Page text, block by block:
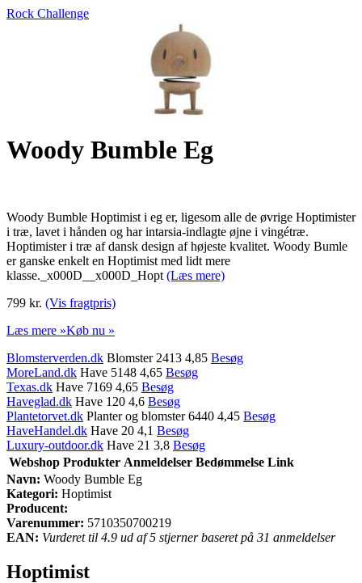
Rock Challenge
Woody Bumble Eg
Woody Bumble Hoptimist i eg er, ligesom alle de øvrige Hoptimister
i træ, lavet i hånden og har intarsia-indlagte øjne i vingétræ.
Hoptimister i træ af dansk design af højeste kvalitet. Woody Bumle
er ganske enkelt en Hoptimist med lidt mere
klasse._x000D__x000D_Hopt (Læs mere)
799 kr. (Vis fragtpris)
Læs mere »Køb nu »
Blomsterverden.dk Blomster 2413 4,85 Besøg
MoreLand.dk Have 5148 4,65 Besøg
Texas.dk Have 7169 4,65 Besøg
Haveglad.dk Have 120 4,6 Besøg
Plantetorvet.dk Planter og blomster 6440 4,45 Besøg
HaveHandel.dk Have 20 4,1 Besøg
Luxury-outdoor.dk Have 21 3,8 Besøg
Webshop Produkter Anmeldelser Bedømmelse Link
Navn: Woody Bumble Eg
Kategori: Hoptimist
Producent:
Varenummer: 5710350700219
EAN: Vurderet til 4.9 ud af 5 stjerner baseret på 31 anmeldelser
Hoptimist